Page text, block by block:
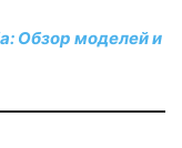
Обзор моделей и